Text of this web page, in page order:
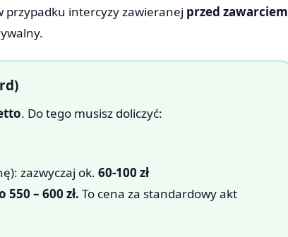
przypadku intercyzy zawieranej przed zawarciem
. Do tego musisz doliczyć:
zazwyczaj ok. 60-100 zł
– 600 zł. To cena za standardowy akt